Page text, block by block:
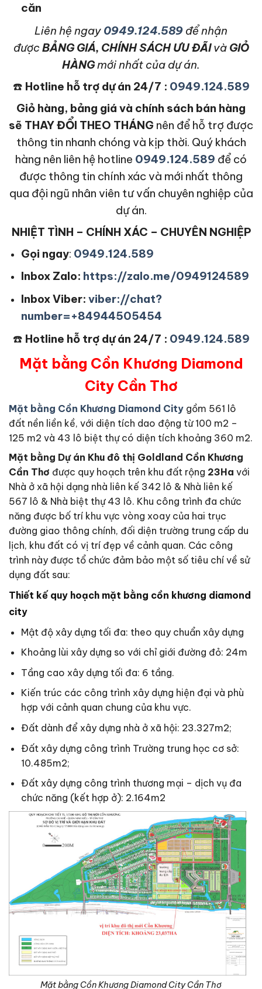
căn
Liên hệ ngay 0949.124.589 để nhận
được BẢNG GIÁ, CHÍNH SÁCH ƯU ĐÃIvàGIỎ
HÀNGmới nhất của dự án.
☎️ Hotline hỗ trợ dự án 24/7 : 0949.124.589
Giỏ hàng, bảng giá và chính sách bán hàng
sẽ THAY ĐỔI THEO THÁNG nên để hỗ trợ được
thông tin nhanh chóng và kịp thời. Quý khách
hàng nên liên hệ hotline 0949.124.589 để có
được thông tin chính xác và mới nhất thông
qua đội ngũ nhân viên tư vấn chuyên nghiệp của
dự án.
NHIỆT TÌNH – CHÍNH XÁC – CHUYÊN NGHIỆP
Gọi ngay: 0949.124.589
Inbox Zalo: https://zalo.me/0949124589
Inbox Viber: viber://chat?
number=+84944505454
☎️ Hotline hỗ trợ dự án 24/7 : 0949.124.589
Mặt bằng Cồn Khương Diamond
City Cần Thơ
Mặt bằng Cồn Khương Diamond City gồm 561 lô
đất nền liền kề, với diện tích dao động từ 100 m2 –
125 m2 và 43 lô biệt thự có diện tích khoảng 360 m2.
Mặt bằng Dự án Khu đô thị Goldland Cồn Khương
Cần Thơ được quy hoạch trên khu đất rộng 23Ha với
Nhà ở xã hội dạng nhà liên kế 342 lô & Nhà liên kế
567 lô & Nhà biệt thự 43 lô. Khu công trình đa chức
năng được bố trí khu vực vòng xoay của hai trục
đường giao thông chính, đối diện trường trung cấp du
lịch, khu đất có vị trí đẹp về cảnh quan. Các công
trình này được tổ chức đảm bảo một số tiêu chí về sử
dụng đất sau:
Thiết kế quy hoạch mặt bằng cồn khương diamond
city
Mật độ xây dựng tối đa: theo quy chuẩn xây dựng
Khoảng lùi xây dựng so với chỉ giới đường đỏ: 24m
Tầng cao xây dựng tối đa: 6 tầng.
Kiến trúc các công trình xây dựng hiện đại và phù
hợp với cảnh quan chung của khu vực.
Đất dành để xây dựng nhà ở xã hội: 23.327m2;
Đất xây dựng công trình Trường trung học cơ sở:
10.485m2;
Đất xây dựng công trình thương mại – dịch vụ đa
chức năng (kết hợp ở): 2.164m2
Mặt bằng Cồn Khương Diamond City Cần Thơ